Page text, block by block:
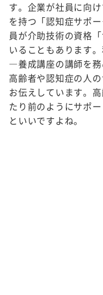
す。企業が社員に向
を持つ「認知症サポ
員が介助技術の資格
いることもあります
―養成講座の講師を
高齢者や認知症の人
お伝えしています。
たり前のようにサポ
といいですよね。